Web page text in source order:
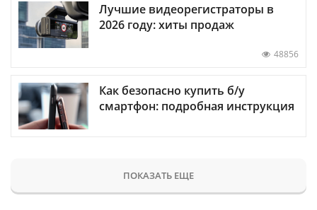
Лучшие видеорегистраторы в
2026 году: хиты продаж
48856
Как безопасно купить б/у
смартфон: подробная инструкция
ПОКАЗАТЬ ЕЩЕ